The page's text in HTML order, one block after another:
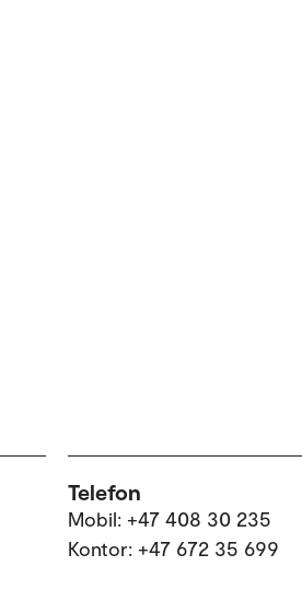
Telefon
Mobil: +47 408 30 235
Kontor: +47 672 35 699